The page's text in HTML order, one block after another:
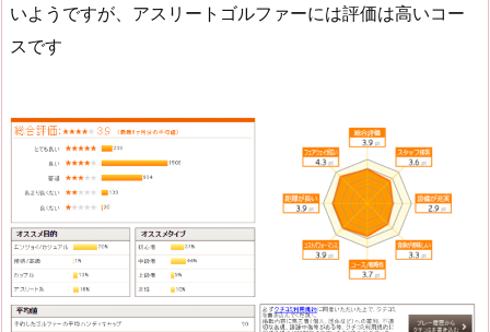
いようですが、アスリートゴルファーには評価は高いコー
スです